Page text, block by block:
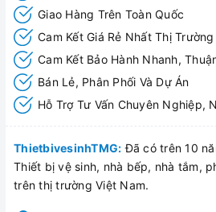
Giao Hàng Trên Toàn Quốc
Cam Kết Giá Rẻ Nhất Thị Trường
Cam Kết Bảo Hành Nhanh,
Bán Lẻ, Phân Phối Và Dự Án
Hỗ Trợ Tư Vấn Chuyên Nghiệp,
ThietbivesinhTMG: Đã có trên 10
Thiết bị vệ sinh, nhà bếp, nhà tắm,
trên thị trường Việt Nam.